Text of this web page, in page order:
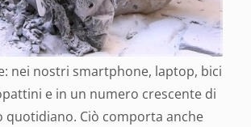
nei nostri smartphone, laptop, bici
e in un numero crescente di
quotidiano. Ciò comporta anche